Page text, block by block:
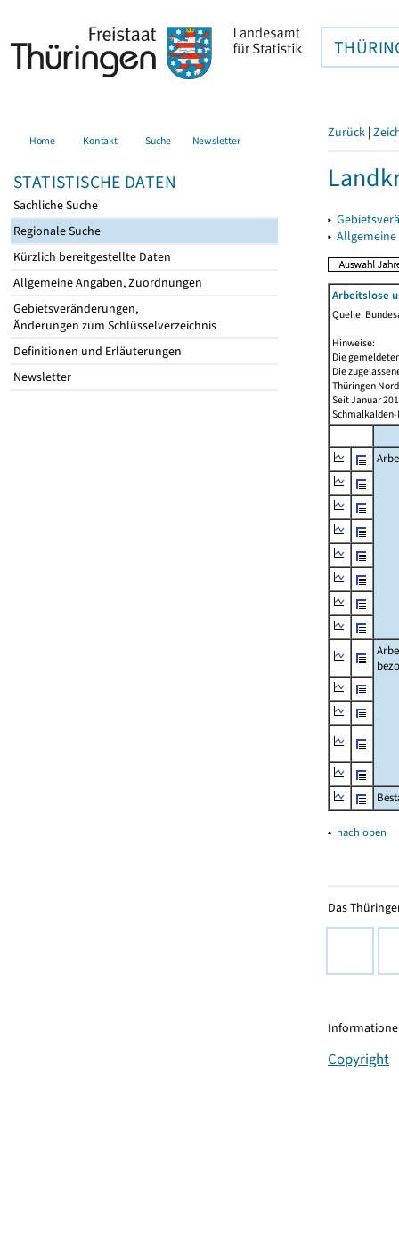
Home Kontakt Suche Newsletter
STATISTISCHE DATEN
Sachliche Suche
Regionale Suche
Kürzlich bereitgestellte Daten
Allgemeine Angaben, Zuordnungen
Gebietsveränderungen,
Änderungen zum Schlüsselverzeichnis
Definitionen und Erläuterungen
Newsletter
Zurück |
▸
▸
Arbeitslose
Quelle:
Hinweise:
Die
Die
Thüringen
Seit Januar
▴ nach oben
Das
Copyright